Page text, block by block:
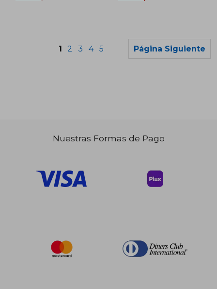
1 2 3 4 5 Página Siguiente
Nuestras Formas de Pago